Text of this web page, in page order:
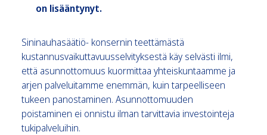
on lisääntynyt.
Sininauhasäätiö- konsernin teettämästä
kustannusvaikuttavuusselvityksestä käy selvästi ilmi,
että asunnottomuus kuormittaa yhteiskuntaamme ja
arjen palveluitamme enemmän, kuin tarpeelliseen
tukeen panostaminen. Asunnottomuuden
poistaminen ei onnistu ilman tarvittavia investointeja
tukipalveluihin.